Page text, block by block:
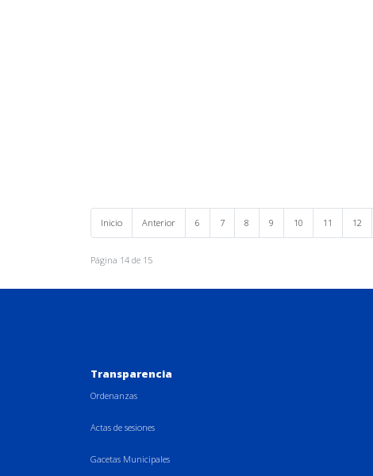
Inicio Anterior 6 7 8 9 10 11 12
Página 14 de 15
Transparencia
Ordenanzas
Actas de sesiones
Gacetas Municipales